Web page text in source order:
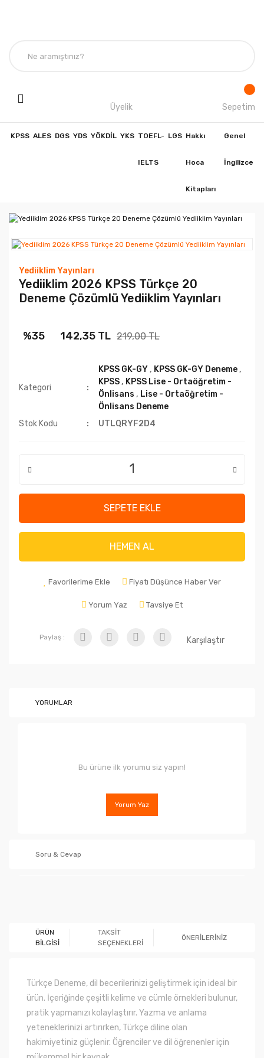
Üyelik Sepetim
KPSS ALES DGS YDS YÖKDİL YKS TOEFL-
IELTS
LGS Hakkı
Hoca
Kitapları
Genel
İngilizce
Yediiklim Yayınları
Yediiklim 2026 KPSS Türkçe 20
Deneme Çözümlü Yediiklim Yayınları
%35 142,35 TL 219,00 TL
Kategori
KPSS GK-GY, KPSS GK-GY Deneme,
KPSS, KPSS Lise - Ortaöğretim -
Önlisans , Lise - Ortaöğretim -
Önlisans Deneme
Stok Kodu
UTLQRYF2D4
SEPETE EKLE
HEMEN AL
Favorilerime Ekle Fiyatı Düşünce Haber Ver
Yorum Yaz Tavsiye Et
Paylaş : Karşılaştır
YORUMLAR
Bu ürüne ilk yorumu siz yapın!
Yorum Yaz
Soru & Cevap
ÜRÜN
BİLGİSİ
TAKSİT
SEÇENEKLERİ
ÖNERİLERİNİZ
Türkçe Deneme, dil becerilerinizi geliştirmek için ideal bir
ürün. İçeriğinde çeşitli kelime ve cümle örnekleri bulunur,
pratik yapmanızı kolaylaştırır. Yazma ve anlama
yeteneklerinizi artırırken, Türkçe diline olan
hakimiyetiniz güçlenir. Öğrenciler ve dil öğrenenler için